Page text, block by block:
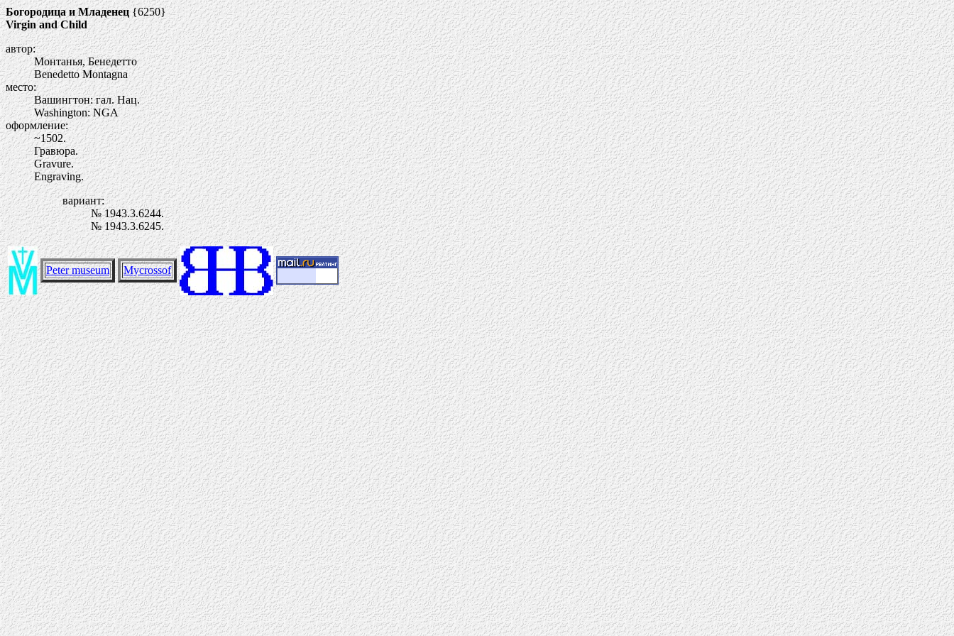
Богородица и Младенец{6250}
Virgin and Child
автор:
Монтанья, Бенедетто
Benedetto Montagna
место:
Вашингтон: гал. Нац.
Washington: NGA
оформление:
~1502.
Гравюра.
Gravure.
Engraving.
вариант:
№ 1943.3.6244.
№ 1943.3.6245.
Peter museum Mycrossof